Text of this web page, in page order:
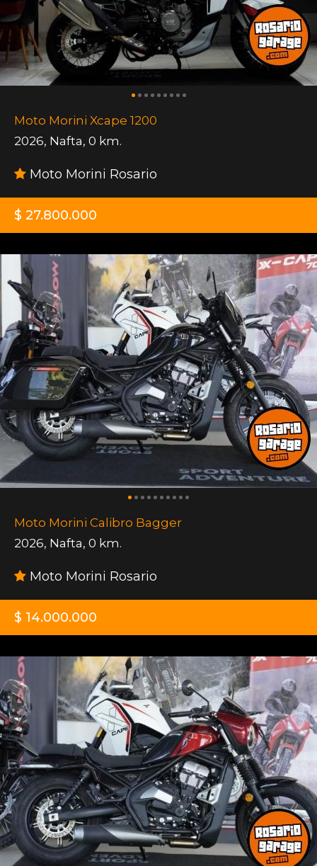
Moto Morini Xcape 1200
2026, Nafta, 0 km.
Moto Morini Rosario
$ 27.800.000
Moto Morini Calibro Bagger
2026, Nafta, 0 km.
Moto Morini Rosario
$ 14.000.000